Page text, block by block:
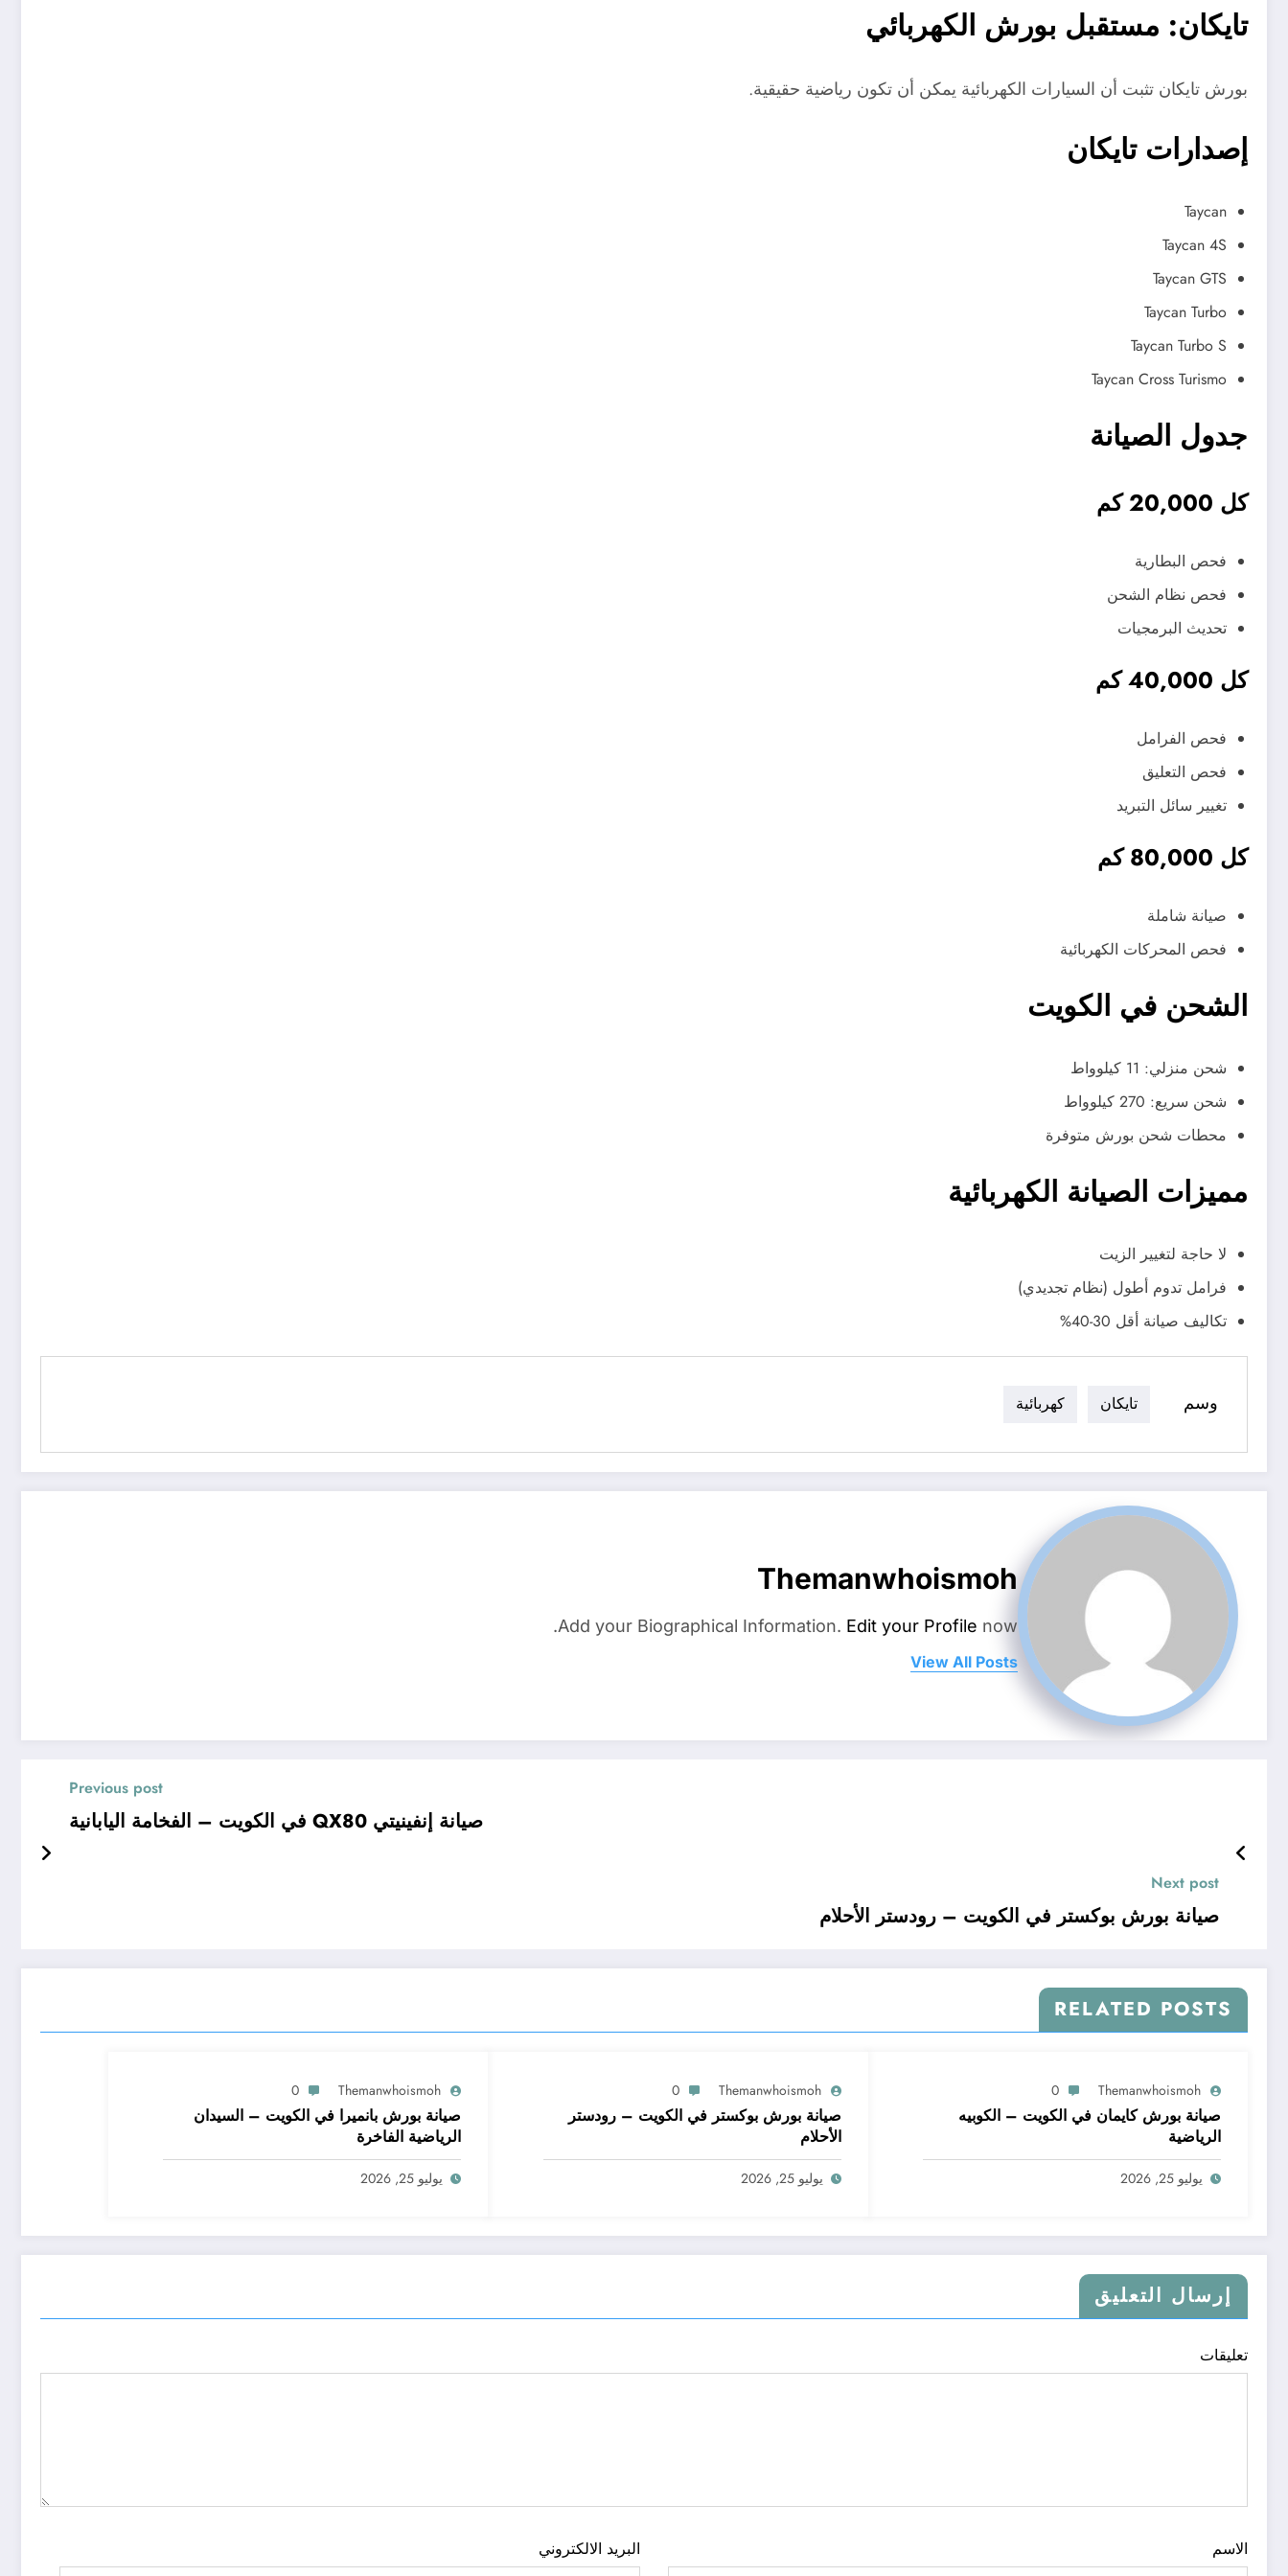
تايكان: مستقبل بورش الكهربائي
بورش تايكان تثبت أن السيارات الكهربائية يمكن أن تكون رياضية حقيقية.
إصدارات تايكان
Taycan
Taycan 4S
Taycan GTS
Taycan Turbo
Taycan Turbo S
Taycan Cross Turismo
جدول الصيانة
كل 20,000 كم
فحص البطارية
فحص نظام الشحن
تحديث البرمجيات
كل 40,000 كم
فحص الفرامل
فحص التعليق
تغيير سائل التبريد
كل 80,000 كم
صيانة شاملة
فحص المحركات الكهربائية
الشحن في الكويت
شحن منزلي: 11 كيلوواط
شحن سريع: 270 كيلوواط
محطات شحن بورش متوفرة
مميزات الصيانة الكهربائية
لا حاجة لتغيير الزيت
فرامل تدوم أطول (نظام تجديدي)
تكاليف صيانة أقل 30-40%
وسم تايكان كهربائية
Themanwhoismoh
Add your Biographical Information. Edit your Profile now.
View All Posts
Previous post
صيانة إنفينيتي QX80 في الكويت – الفخامة اليابانية
Next post
صيانة بورش بوكستر في الكويت – رودستر الأحلام
RELATED POSTS
Themanwhoismoh
0
صيانة بورش كايمان في الكويت – الكوبيه
الرياضية
يوليو 25, 2026
Themanwhoismoh
0
صيانة بورش بوكستر في الكويت – رودستر
الأحلام
يوليو 25, 2026
Themanwhoismoh
0
صيانة بورش بانميرا في الكويت – السيدان
الرياضية الفاخرة
يوليو 25, 2026
إرسال التعليق
تعليقات
الاسم البريد الالكتروني